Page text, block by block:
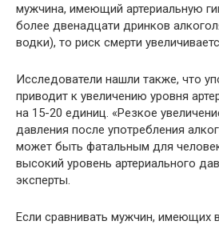
мужчина, имеющий артериальную
более двенадцати дринков
водки), то риск смерти
Исследователи нашли также, что
приводит к увеличению уровня
на 15-20 единиц. «Резкое
давления после употребления
может быть фатальным для
высокий уровень артериального
эксперты.
Если сравнивать мужчин, имеющих